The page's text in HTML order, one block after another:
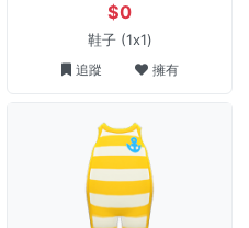
$0
鞋子 (1x1)
追蹤 擁有